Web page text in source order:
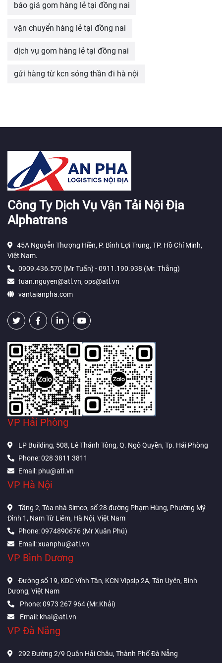
báo giá gom hàng lẻ tại đồng nai
vận chuyển hàng lẻ tại đồng nai
dịch vụ gom hàng lẻ tại đồng nai
gửi hàng từ kcn sóng thần đi hà nội
Công Ty Dịch Vụ Vận Tải Nội Địa
Alphatrans
45A Nguyễn Thượng Hiền, P. Bình Lợi Trung, TP. Hồ Chí Minh,
Việt Nam.
0909.436.570 (Mr Tuấn) - 0911.190.938 (Mr. Thắng)
tuan.nguyen@atl.vn, ops@atl.vn
vantaianpha.com
VP Hải Phòng
LP Building, 508, Lê Thánh Tông, Q. Ngô Quyền, Tp. Hải Phòng
Phone: 028 3811 3811
Email: phu@atl.vn
VP Hà Nội
Tầng 2, Tòa nhà Simco, số 28 đường Phạm Hùng, Phường Mỹ
Đình 1, Nam Từ Liêm, Hà Nội, Việt Nam
Phone: 0974890676 (Mr Xuân Phú)
Email: xuanphu@atl.vn
VP Bình Dương
Đường số 19, KDC Vĩnh Tân, KCN Vipsip 2A, Tân Uyên, Bình
Dương, Việt Nam
Phone: 0973 267 964 (Mr.Khải)
Email: khai@atl.vn
VP Đà Nẵng
292 Đường 2/9 Quận Hải Châu, Thành Phố Đà Nẵng